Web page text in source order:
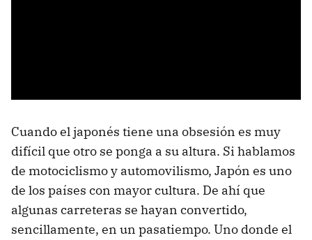
Cuando el japonés tiene una obsesión es muy
difícil que otro se ponga a su altura. Si hablamos
de motociclismo y automovilismo, Japón es uno
de los países con mayor cultura. De ahí que
algunas carreteras se hayan convertido,
sencillamente, en un pasatiempo. Uno donde el